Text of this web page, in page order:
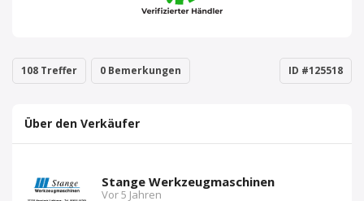
108 Treffer 0 Bemerkungen ID #125518
Über den Verkäufer
Stange Werkzeugmaschinen
Vor 5 Jahren